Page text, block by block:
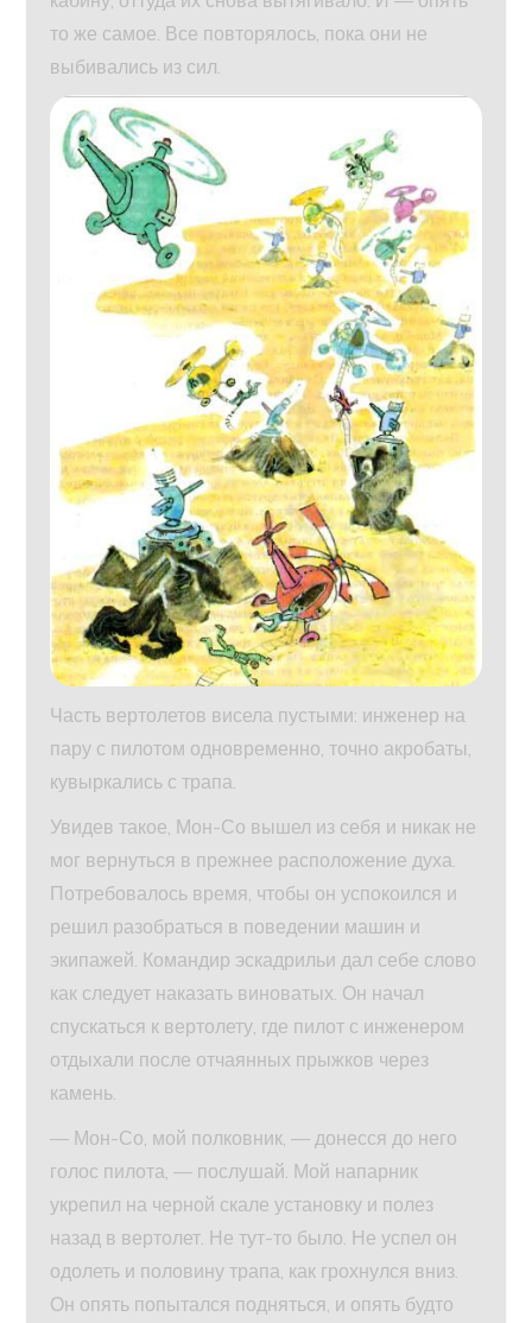
то же самое. Все повторялось, пока они не
выбивались из сил.
Часть вертолетов висела пустыми: инженер на
пару с пилотом одновременно, точно акробаты,
кувыркались с трапа.
Увидев такое, Мон-Со вышел из себя и никак не
мог вернуться в прежнее расположение духа.
Потребовалось время, чтобы он успокоился и
решил разобраться в поведении машин и
экипажей. Командир эскадрильи дал себе слово
как следует наказать виноватых. Он начал
спускаться к вертолету, где пилот с инженером
отдыхали после отчаянных прыжков через
камень.
— Мон-Со, мой полковник, — донесся до него
голос пилота, — послушай. Мой напарник
укрепил на черной скале установку и полез
назад в вертолет. Не тут-то было. Не успел он
одолеть и половину трапа, как грохнулся вниз.
Он опять попытался подняться, и опять будто